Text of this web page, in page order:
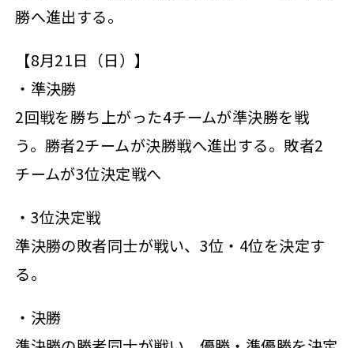
勝へ進出する。
【8月21日（日）】
・準決勝
2回戦を勝ち上がった4チームが準決勝を戦
う。勝者2チームが決勝戦へ進出する。敗者2
チームが3位決定戦へ
・3位決定戦
準決勝の敗者同士が戦い、3位・4位を決定す
る。
・決勝